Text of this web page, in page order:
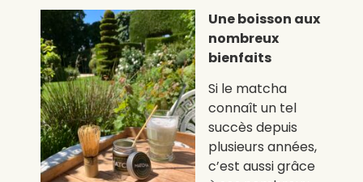
Une boisson aux
nombreux
bienfaits
Si le matcha
connaît un tel
succès depuis
plusieurs années,
c’est aussi grâce